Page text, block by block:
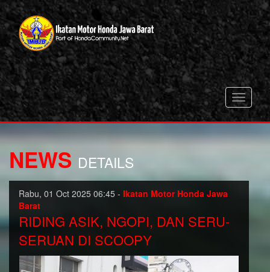
Toggle
NEWS DETAILS
Rabu, 01 Oct 2025 06:45 - Ikatan Motor Honda Jawa
Barat
RIDING ASIK, NGOPI, DAN SERU-
SERUAN DI SCOOPY